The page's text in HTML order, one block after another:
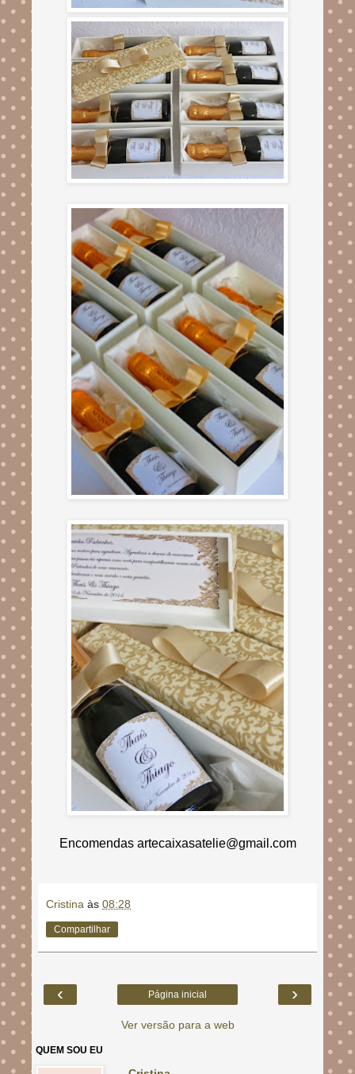
Encomendas artecaixasatelie@gmail.com
Cristina às 08:28
Compartilhar
‹ ›
Página inicial
Ver versão para a web
QUEM SOU EU